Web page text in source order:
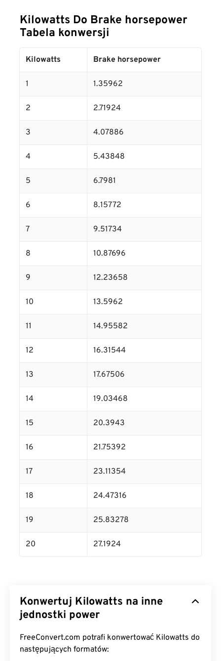
Kilowatts Do Brake horsepower
Tabela konwersji
Kilowatts Brake horsepower
1 1.35962
2 2.71924
3 4.07886
4 5.43848
5 6.7981
6 8.15772
7 9.51734
8 10.87696
9 12.23658
10 13.5962
11 14.95582
12 16.31544
13 17.67506
14 19.03468
15 20.3943
16 21.75392
17 23.11354
18 24.47316
19 25.83278
20 27.1924
Konwertuj Kilowatts na inne
jednostki power
FreeConvert.com potrafi konwertować Kilowatts do
następujących formatów: